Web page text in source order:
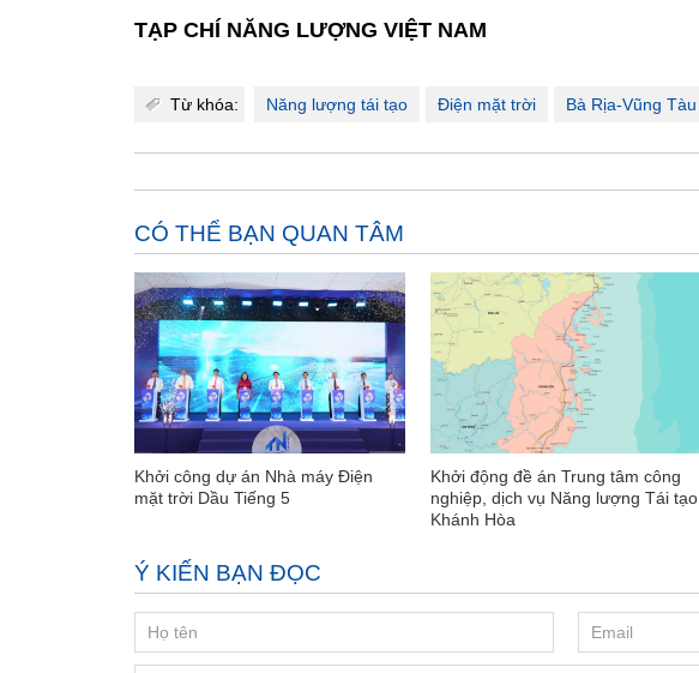
TẠP CHÍ NĂNG LƯỢNG VIỆT NAM
Từ khóa: Năng lượng tái tạo Điện mặt trời Bà Rịa-Vũng Tàu
CÓ THỂ BẠN QUAN TÂM
Khởi công dự án Nhà máy Điện
mặt trời Dầu Tiếng 5
Khởi động đề án Trung tâm công
nghiệp, dịch vụ Năng lượng Tái tạo
Khánh Hòa
Ý KIẾN BẠN ĐỌC